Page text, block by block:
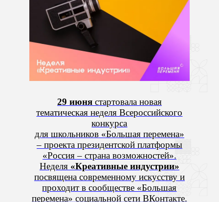
29 июнястартовала новая
тематическая неделя Всероссийского
конкурса
для школьников «Большая перемена»
– проекта президентской платформы
«Россия – страна возможностей».
Неделя «Креативные индустрии»
посвящена современному искусству и
проходит всообществе «Большая
перемена» социальной сети ВКонтакте.